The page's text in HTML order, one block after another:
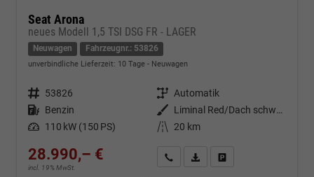
Seat Arona
neues Modell 1,5 TSI DSG FR - LAGER
Neuwagen Fahrzeugnr.: 53826
unverbindliche Lieferzeit: 10 Tage Neuwagen
Fahrzeugnr. 53826 Getriebe Automatik
Kraftstoff Benzin Außenfarbe
Liminal Red/Dach schwarz Metallic (S60E)
Leistung 110 kW (150 PS) Kilometerstand 20 km
28.990,– €
incl. 19% MwSt.
Kontakt & Angebot anfordern
PDF-Datei, Fahrzeugexposé